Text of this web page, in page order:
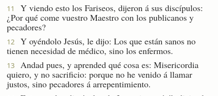
11
Y viendo esto los Fariseos, dijeron á sus discípulos:
¿Por qué come vuestro Maestro con los publicanos y
pecadores?
12
Y oyéndolo Jesús, le dijo: Los que están sanos no
tienen necesidad de médico, sino los enfermos.
13
Andad pues, y aprended qué cosa es: Misericordia
quiero, y no sacrificio: porque no he venido á llamar
justos, sino pecadores á arrepentimiento.